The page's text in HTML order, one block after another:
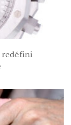
redéfini